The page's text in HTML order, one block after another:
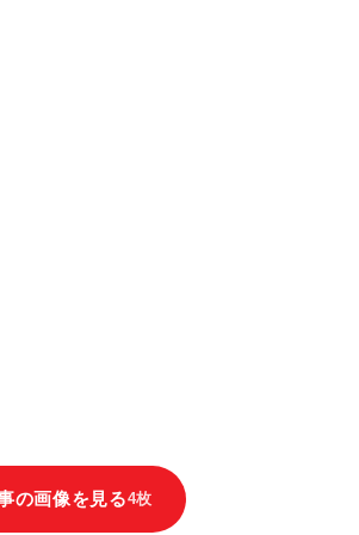
の画像を見る4枚